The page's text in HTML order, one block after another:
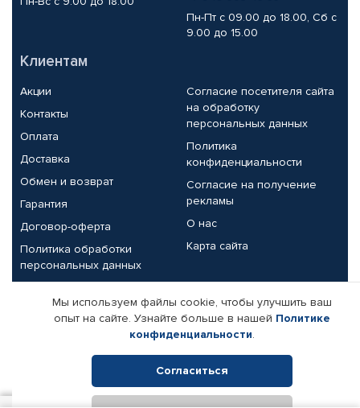
Пн-Пт с 09.00 до 18.00, Сб с
9.00 до 15.00
Клиентам
Акции
Контакты
Оплата
Доставка
Обмен и возврат
Гарантия
Договор-оферта
Политика обработки
персональных данных
Согласие посетителя сайта
на обработку
персональных данных
Политика
конфиденциальности
Согласие на получение
рекламы
О нас
Карта сайта
Партнерам
Корпоративным клиентам
Поставщикам
Реквизиты компании
Мы используем файлы cookie, чтобы улучшить ваш
опыт на сайте. Узнайте больше в нашей Политике
конфиденциальности.
Согласиться